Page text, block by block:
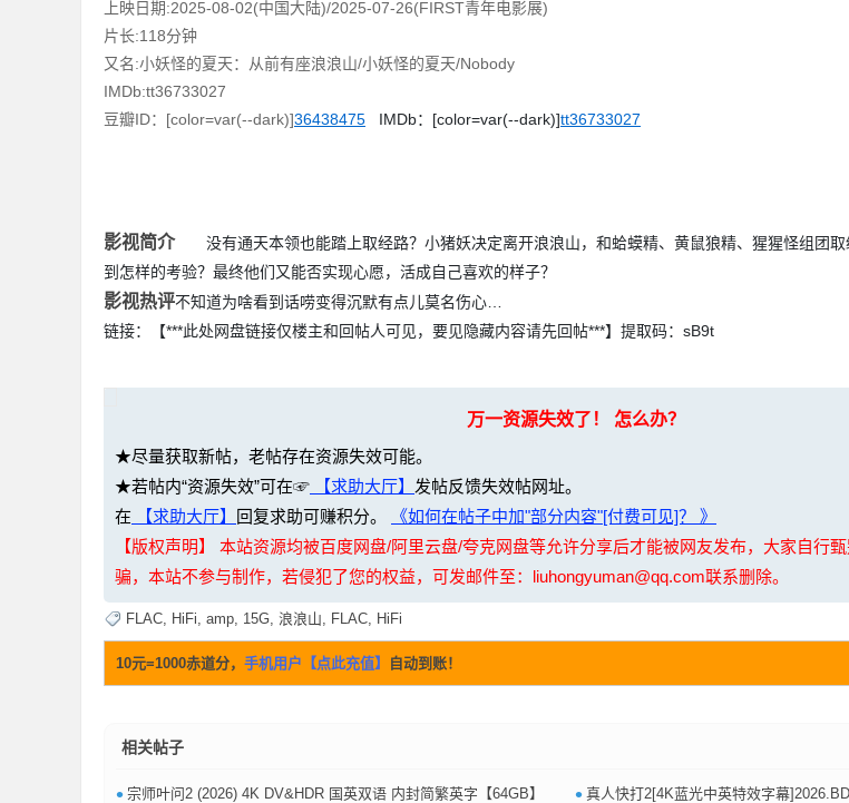
上映日期:2025-08-02(中国大陆)/2025-07-26(FIRST青年电影展)
片长:118分钟
又名:小妖怪的夏天：从前有座浪浪山/小妖怪的夏天/Nobody
IMDb:tt36733027
豆瓣ID：[color=var(--dark)]36438475 IMDb：[color=var(--dark)]tt36733027
影视简介没有通天本领也能踏上取经路？小猪妖决定离开浪浪山，和蛤蟆精、黄鼠狼精、猩猩怪组团取
到怎样的考验？最终他们又能否实现心愿，活成自己喜欢的样子？
影视热评不知道为啥看到话唠变得沉默有点儿莫名伤心…
链接：【***此处网盘链接仅楼主和回帖人可见，要见隐藏内容请先回帖***】提取码：sB9t
万一资源失效了！ 怎么办？
★尽量获取新帖，老帖存在资源失效可能。
★若帖内“资源失效”可在☞ 【求助大厅】 发帖反馈失效帖网址。
在 【求助大厅】 回复求助可赚积分。
《如何在帖子中加"部分内容"[付费可见]？ 》
【版权声明】 本站资源均被百度网盘/阿里云盘/夸克网盘等允许分享后才能被网友发布，大家自行
骗，本站不参与制作，若侵犯了您的权益，可发邮件至：liuhongyuman@qq.com联系删除。
FLAC, HiFi, amp, 15G, 浪浪山, FLAC, HiFi
10元=1000赤道分， 手机用户【点此充值】 自动到账！
相关帖子
• 宗师叶问2‎ (2026) 4K DV&HDR 国英双语 内封简繁英字【64GB】 • 真人快打2[4K蓝光中英特效字幕